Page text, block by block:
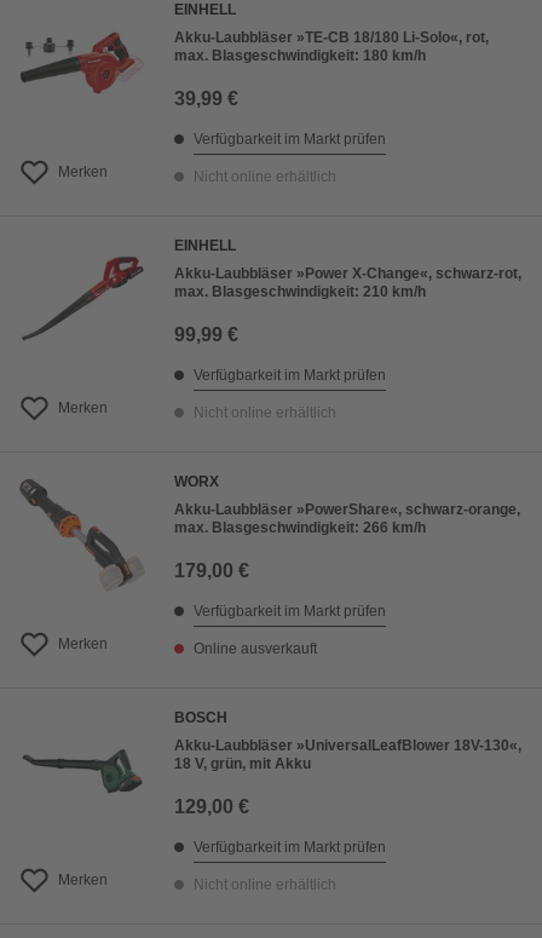
Merken
EINHELL
Akku-Laubbläser »TE-CB 18/180 Li-Solo«, rot,
max. Blasgeschwindigkeit: 180 km/h
39,99 €
Verfügbarkeit im Markt prüfen
Nicht online erhältlich
Merken
EINHELL
Akku-Laubbläser »Power X-Change«, schwarz-rot,
max. Blasgeschwindigkeit: 210 km/h
99,99 €
Verfügbarkeit im Markt prüfen
Nicht online erhältlich
Merken
WORX
Akku-Laubbläser »PowerShare«, schwarz-orange,
max. Blasgeschwindigkeit: 266 km/h
179,00 €
Verfügbarkeit im Markt prüfen
Online ausverkauft
Merken
BOSCH
Akku-Laubbläser »UniversalLeafBlower 18V-130«,
18 V, grün, mit Akku
129,00 €
Verfügbarkeit im Markt prüfen
Nicht online erhältlich